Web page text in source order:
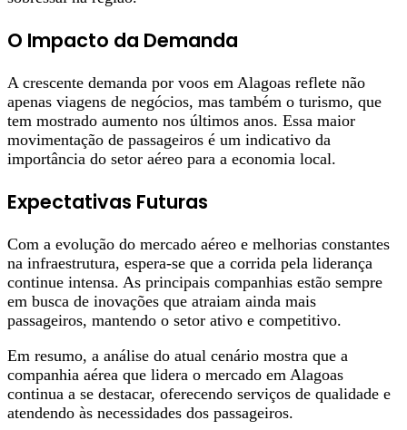
O Impacto da Demanda
A crescente demanda por voos em Alagoas reflete não
apenas viagens de negócios, mas também o turismo, que
tem mostrado aumento nos últimos anos. Essa maior
movimentação de passageiros é um indicativo da
importância do setor aéreo para a economia local.
Expectativas Futuras
Com a evolução do mercado aéreo e melhorias constantes
na infraestrutura, espera-se que a corrida pela liderança
continue intensa. As principais companhias estão sempre
em busca de inovações que atraiam ainda mais
passageiros, mantendo o setor ativo e competitivo.
Em resumo, a análise do atual cenário mostra que a
companhia aérea que lidera o mercado em Alagoas
continua a se destacar, oferecendo serviços de qualidade e
atendendo às necessidades dos passageiros.